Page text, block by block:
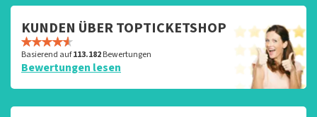
KUNDEN ÜBER TOPTICKETSHOP
Basierend auf113.182Bewertungen
Bewertungen lesen